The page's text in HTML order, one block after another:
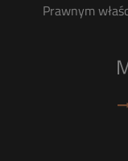
Prawnym